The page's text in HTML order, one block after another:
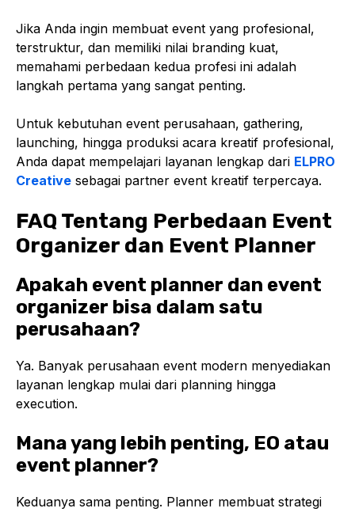
Jika Anda ingin membuat event yang profesional,
terstruktur, dan memiliki nilai branding kuat,
memahami perbedaan kedua profesi ini adalah
langkah pertama yang sangat penting.
Untuk kebutuhan event perusahaan, gathering,
launching, hingga produksi acara kreatif profesional,
Anda dapat mempelajari layanan lengkap dari ELPRO
Creative sebagai partner event kreatif terpercaya.
FAQ Tentang Perbedaan Event
Organizer dan Event Planner
Apakah event planner dan event
organizer bisa dalam satu
perusahaan?
Ya. Banyak perusahaan event modern menyediakan
layanan lengkap mulai dari planning hingga
execution.
Mana yang lebih penting, EO atau
event planner?
Keduanya sama penting. Planner membuat strategi